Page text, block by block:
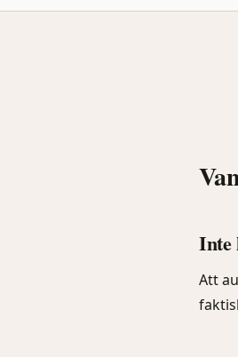
Inte
Att